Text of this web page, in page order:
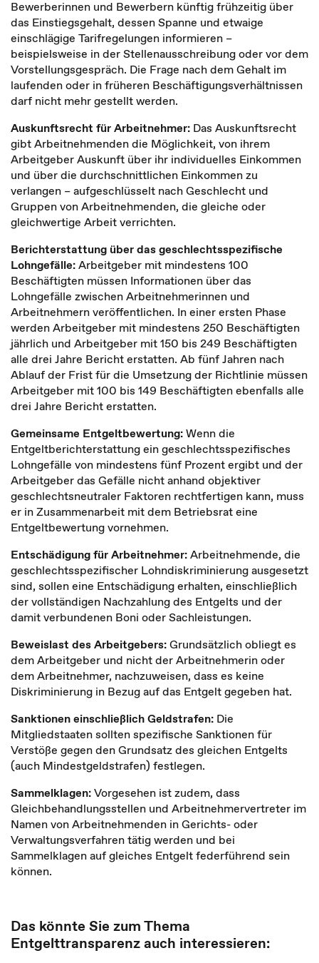
Bewerberinnen und Bewerbern künftig frühzeitig über
das Einstiegsgehalt, dessen Spanne und etwaige
einschlägige Tarifregelungen informieren –
beispielsweise in der Stellenausschreibung oder vor dem
Vorstellungsgespräch. Die Frage nach dem Gehalt im
laufenden oder in früheren Beschäftigungsverhältnissen
darf nicht mehr gestellt werden.
Auskunftsrecht für Arbeitnehmer: Das Auskunftsrecht
gibt Arbeitnehmenden die Möglichkeit, von ihrem
Arbeitgeber Auskunft über ihr individuelles Einkommen
und über die durchschnittlichen Einkommen zu
verlangen – aufgeschlüsselt nach Geschlecht und
Gruppen von Arbeitnehmenden, die gleiche oder
gleichwertige Arbeit verrichten.
Berichterstattung über das geschlechtsspezifische
Lohngefälle:Arbeitgeber mit mindestens 100
Beschäftigten müssen Informationen über das
Lohngefälle zwischen Arbeitnehmerinnen und
Arbeitnehmern veröffentlichen. In einer ersten Phase
werden Arbeitgeber mit mindestens 250 Beschäftigten
jährlich und Arbeitgeber mit 150 bis 249 Beschäftigten
alle drei Jahre Bericht erstatten. Ab fünf Jahren nach
Ablauf der Frist für die Umsetzung der Richtlinie müssen
Arbeitgeber mit 100 bis 149 Beschäftigten ebenfalls alle
drei Jahre Bericht erstatten.
Gemeinsame Entgeltbewertung:Wenn die
Entgeltberichterstattung ein geschlechtsspezifisches
Lohngefälle von mindestens fünf Prozent ergibt und der
Arbeitgeber das Gefälle nicht anhand objektiver
geschlechtsneutraler Faktoren rechtfertigen kann, muss
er in Zusammenarbeit mit dem Betriebsrat eine
Entgeltbewertung vornehmen.
Entschädigung für Arbeitnehmer:Arbeitnehmende, die
geschlechtsspezifischer Lohndiskriminierung ausgesetzt
sind, sollen eine Entschädigung erhalten, einschließlich
der vollständigen Nachzahlung des Entgelts und der
damit verbundenen Boni oder Sachleistungen.
Beweislast des Arbeitgebers:Grundsätzlich obliegt es
dem Arbeitgeber und nicht der Arbeitnehmerin oder
dem Arbeitnehmer, nachzuweisen, dass es keine
Diskriminierung in Bezug auf das Entgelt gegeben hat.
Sanktionen einschließlich Geldstrafen: Die
Mitgliedstaaten sollten spezifische Sanktionen für
Verstöße gegen den Grundsatz des gleichen Entgelts
(auch Mindestgeldstrafen) festlegen.
Sammelklagen:Vorgesehen ist zudem, dass
Gleichbehandlungsstellen und Arbeitnehmervertreter im
Namen von Arbeitnehmenden in Gerichts- oder
Verwaltungsverfahren tätig werden und bei
Sammelklagen auf gleiches Entgelt federführend sein
können.
Das könnte Sie zum Thema
Entgelttransparenz auch interessieren: